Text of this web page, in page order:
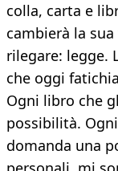
colla, carta e
cambierà la
rilegare: legge.
che oggi
Ogni libro che
possibilità.
domanda una